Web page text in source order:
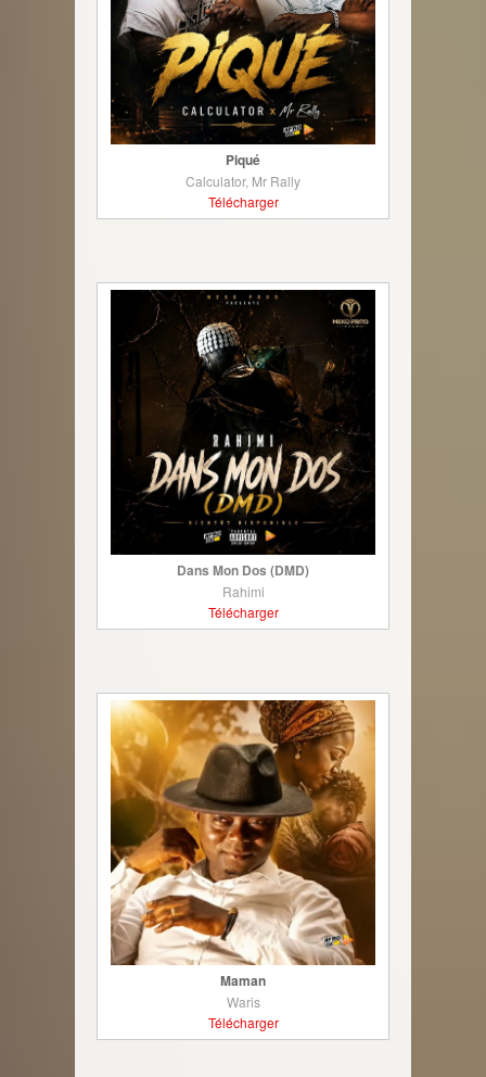
Piqué
Calculator, Mr Rally
Télécharger
Dans Mon Dos (DMD)
Rahimi
Télécharger
Maman
Waris
Télécharger